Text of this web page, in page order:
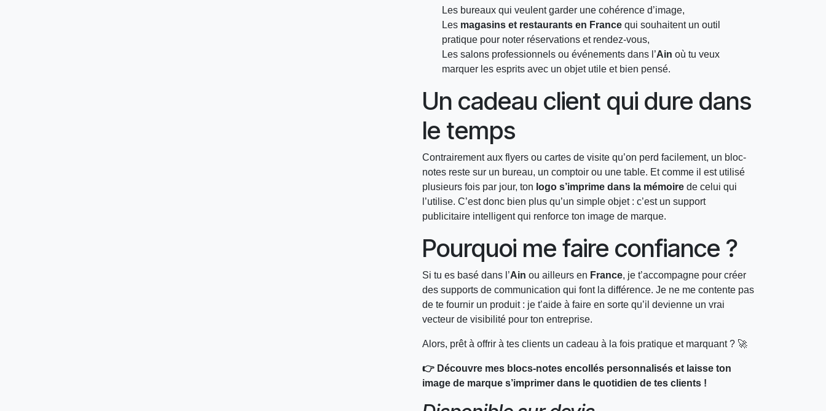
Les bureaux qui veulent garder une cohérence d’image,
Les magasins et restaurants en France qui souhaitent un outil
pratique pour noter réservations et rendez-vous,
Les salons professionnels ou événements dans l’Ain où tu veux
marquer les esprits avec un objet utile et bien pensé.
Un cadeau client qui dure dans
le temps
Contrairement aux flyers ou cartes de visite qu’on perd facilement, un bloc-
notes reste sur un bureau, un comptoir ou une table. Et comme il est utilisé
plusieurs fois par jour, ton logo s’imprime dans la mémoire de celui qui
l’utilise. C’est donc bien plus qu’un simple objet : c’est un support
publicitaire intelligent qui renforce ton image de marque.
Pourquoi me faire confiance ?
Si tu es basé dans l’Ain ou ailleurs en France, je t’accompagne pour créer
des supports de communication qui font la différence. Je ne me contente pas
de te fournir un produit : je t’aide à faire en sorte qu’il devienne un vrai
vecteur de visibilité pour ton entreprise.
Alors, prêt à offrir à tes clients un cadeau à la fois pratique et marquant ? 🚀
👉 Découvre mes blocs-notes encollés personnalisés et laisse ton
image de marque s’imprimer dans le quotidien de tes clients !